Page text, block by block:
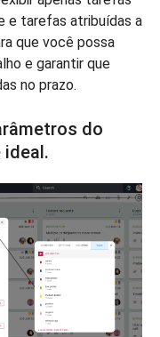
e tarefas atribuídas a
que você possa
e garantir que
no prazo.
do